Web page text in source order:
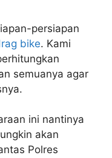
persiapan
bike. Kami
semuanya agar
ini nantinya
akan
Polres